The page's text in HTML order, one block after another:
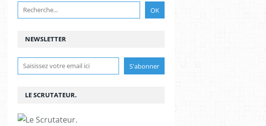
NEWSLETTER
LE SCRUTATEUR.